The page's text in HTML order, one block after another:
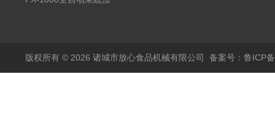
版权所有 © 2026 诸城市放心食品机械有限公司 备案号：鲁ICP